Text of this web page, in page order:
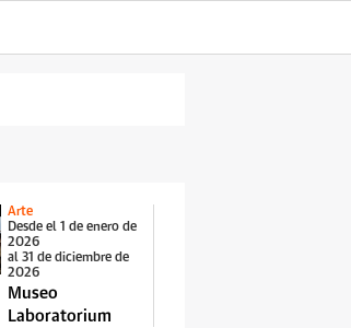
Arte
Desde el 1 de enero de
2026
al 31 de diciembre de
2026
Museo
Laboratorium